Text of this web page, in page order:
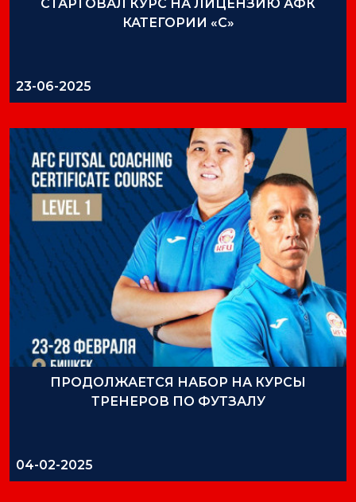
СТАРТОВАЛ КУРС НА ЛИЦЕНЗИЮ АФК
КАТЕГОРИИ «С»
23-06-2025
ПРОДОЛЖАЕТСЯ НАБОР НА КУРСЫ
ТРЕНЕРОВ ПО ФУТЗАЛУ
04-02-2025